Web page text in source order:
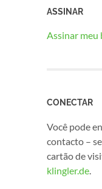
ASSINAR
Assinar meu
CONECTAR
Você pode
contacto –
cartão de
klingler.de.